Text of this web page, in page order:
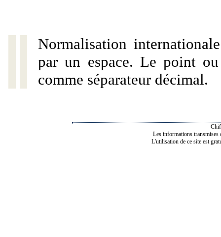
Normalisation
par un espace. Le point
comme séparateur décimal.
Les informations transmises
L'utilisation de ce site est